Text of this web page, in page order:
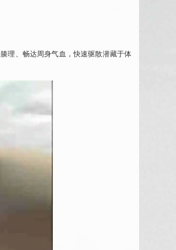
理、畅达周身气血，快速驱散潜藏于体